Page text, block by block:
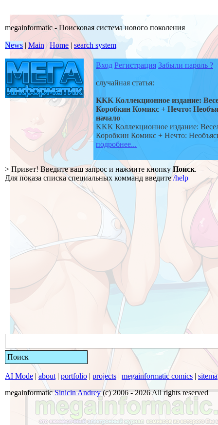
megainformatic - Поисковая система нового поколения
News | Main |Home | search system
Вход Регистрация Забыли пароль ?
случайная статья:
KKK Коллекционное издание:
Коробкин Комикс + Нечто:
начало
KKK Коллекционное издание:
Коробкин Комикс + Нечто:
подробнее...
> Привет! Введите ваш запрос и нажмите кнопкуПоиск.
Для показа списка специальных комманд введите/help
Поиск
AI Mode |about | portfolio | projects | megainformatic comics |
megainformaticSinicin Andrey(c) 2006 - 2026 All rights reserved